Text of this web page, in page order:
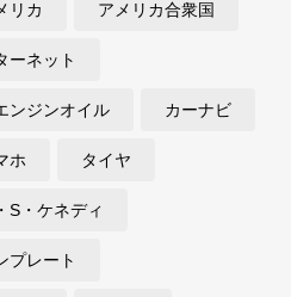
リカ アメリカ合衆国
ーネット
ンジンオイル カーナビ
ホ タイヤ
S・ケネディ
プレート